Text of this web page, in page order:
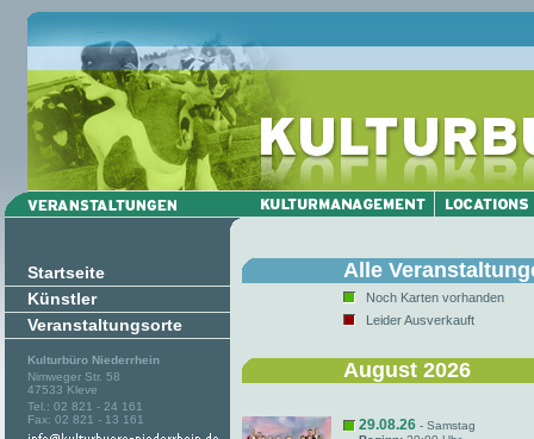
Startseite
Künstler
Veranstaltungsorte
Kulturbüro Niederrhein
Nimweger Str. 58
47533 Kleve
Tel.: 02 821 - 24 161
Fax: 02 821 - 13 161
Alle
Noch Karten vorhanden
Leider Ausverkauft
August 2026
29.08.26 - Samstag